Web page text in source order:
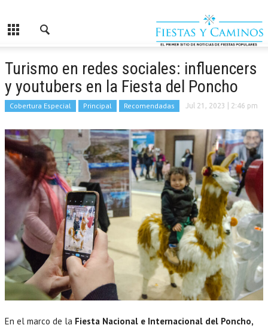
Turismo en redes sociales: influencers
y youtubers en la Fiesta del Poncho
Cobertura Especial Principal Recomendadas Jul 21, 2023 | 2:46 pm
En el marco de la Fiesta Nacional e Internacional del Poncho,